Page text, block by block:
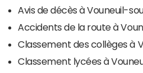
Avis de décès à Vouneuil-
Accidents de la route à
Classement des collèges à
Classement lycées à